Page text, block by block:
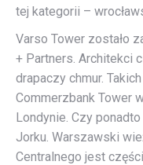
tej kategorii –
Varso Tower zostało
+ Partners. Architekci
drapaczy chmur.
Commerzbank Tower
Londynie. Czy
Jorku. Warszawski
Centralnego jest